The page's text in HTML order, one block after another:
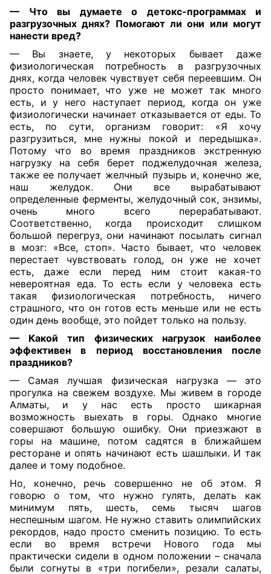
— Что вы думаете о детокс-программах и
разгрузочных днях? Помогают ли они или могут
нанести вред?
— Вы знаете, у некоторых бывает даже
физиологическая потребность в разгрузочных
днях, когда человек чувствует себя переевшим. Он
просто понимает, что уже не может так много
есть, и у него наступает период, когда он уже
физиологически начинает отказывается от еды. То
есть, по сути, организм говорит: «Я хочу
разгрузиться, мне нужны покой и передышка».
Потому что во время праздников экстренную
нагрузку на себя берет поджелудочная железа,
также ее получает желчный пузырь и, конечно же,
наш желудок. Они все вырабатывают
определенные ферменты, желудочный сок, энзимы,
очень много всего перерабатывают.
Соответственно, когда происходит слишком
большой перегруз, они начинают посылать сигнал
в мозг: «Все, стоп». Часто бывает, что человек
перестает чувствовать голод, он уже не хочет
есть, даже если перед ним стоит какая-то
невероятная еда. То есть если у человека есть
такая физиологическая потребность, ничего
страшного, что он готов есть меньше или не есть
один день вообще, это пойдет только на пользу.
— Какой тип физических нагрузок наиболее
эффективен в период восстановления после
праздников?
— Самая лучшая физическая нагрузка — это
прогулка на свежем воздухе. Мы живем в городе
Алматы, и у нас есть просто шикарная
возможность выехать в горы. Однако многие
совершают большую ошибку. Они приезжают в
горы на машине, потом садятся в ближайшем
ресторане и опять начинают есть шашлыки. И так
далее и тому подобное.
Но, конечно, речь совершенно не об этом. Я
говорю о том, что нужно гулять, делать как
минимум пять, шесть, семь тысяч шагов
неспешным шагом. Не нужно ставить олимпийских
рекордов, надо просто сменить позицию. То есть
если во время встречи Нового года мы
практически сидели в одном положении – сначала
были согнуты в «три погибели», резали салаты,